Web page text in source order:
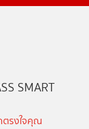
SMART
ตรงใจคุณ